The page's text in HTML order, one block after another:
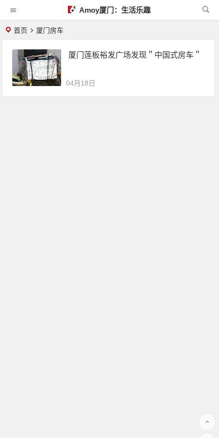
Amoy厦门：生活乐趣
首页 厦门房车
厦门莲板裕发广场发现＂中国式房车＂
04月18日